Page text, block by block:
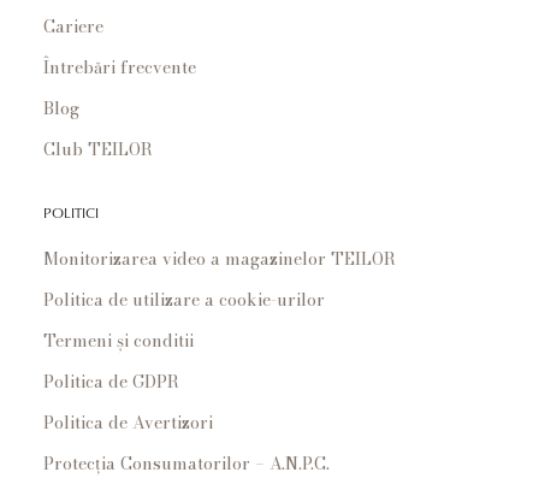
Cariere
Întrebări frecvente
Blog
Club TEILOR
POLITICI
Monitorizarea video a magazinelor TEILOR
Politica de utilizare a cookie-urilor
Termeni și conditii
Politica de GDPR
Politica de Avertizori
Protecția Consumatorilor – A.N.P.C.